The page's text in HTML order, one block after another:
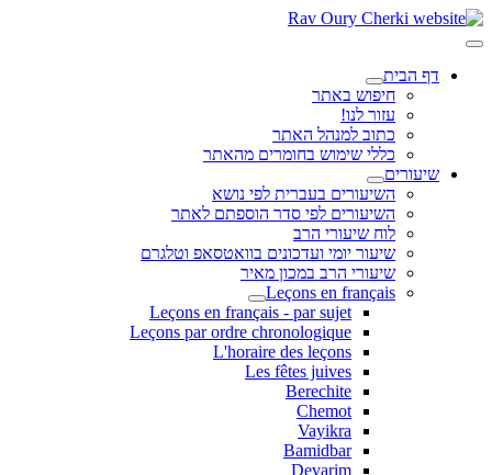
דף הבית
חיפוש באתר
עזור לנו!
כתוב למנהל האתר
כללי שימוש בחומרים מהאתר
שיעורים
השיעורים בעברית לפי נושא
השיעורים לפי סדר הוספתם לאתר
לוח שיעורי הרב
שיעור יומי ועדכונים בוואטסאפ וטלגרם
שיעורי הרב במכון מאיר
Leçons en français
Leçons en français - par sujet
Leçons par ordre chronologique
L'horaire des leçons
Les fêtes juives
Berechite
Chemot
Vayikra
Bamidbar
Devarim